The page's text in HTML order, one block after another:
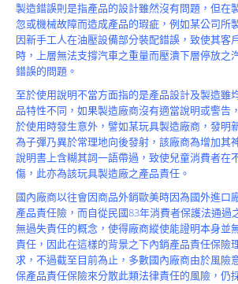
製造錯誤則是指產品的設計雖然沒有問題，但在
忽或機械故障而造成產品的瑕疵，例如某公司所
因新手工人在油壓設備部分裝配錯誤，致使其客
時，上層無法支撐汽車之重量而壓潰下層停放之
錯誤的問題。
至於使用說明不當方面指的是產品設計及製造雖
品特性不同，如果製造廠商沒有適當說明或警告
於使用時發生意外，譬如某玩具製造廠商，發明
為子彈乃異於常理地向後發射，該廠商為增加其
說明書上含糊其詞一語帶過，致使兒童消費者在
傷，此亦為該玩具製造廠之產品責任。
國內廠商以往會因商品外銷歐美時因為國外進口
產品責任險，而自從民國83年消費者保護法通過
無過失責任的概念，使得廠商縱使能證明本身並
責任，因此在這樣的背景之下內銷產品責任保險
求，不過截至目前為止，多數國內廠商由於風險
保產品責任保險來分散此類法律責任的風險，仍